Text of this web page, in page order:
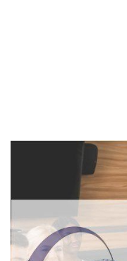
Imagen de portada